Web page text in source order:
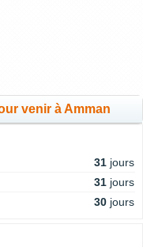
venir à Amman
31 jours
31 jours
30 jours